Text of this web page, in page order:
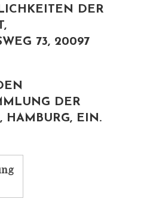
DER
73, 20097
DER
HAMBURG, EIN.